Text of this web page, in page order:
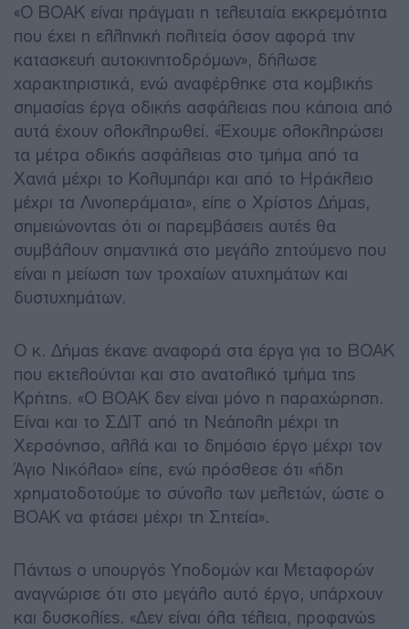
«Ο ΒΟΑΚ είναι πράγματι η τελευταία εκκρεμότητα
που έχει η ελληνική πολιτεία όσον αφορά την
κατασκευή αυτοκινητοδρόμων», δήλωσε
χαρακτηριστικά, ενώ αναφέρθηκε στα κομβικής
σημασίας έργα οδικής ασφάλειας που κάποια από
αυτά έχουν ολοκληρωθεί. «Έχουμε ολοκληρώσει
τα μέτρα οδικής ασφάλειας στο τμήμα από τα
Χανιά μέχρι το Κολυμπάρι και από το Ηράκλειο
μέχρι τα Λινοπεράματα», είπε ο Χρίστος Δήμας,
σημειώνοντας ότι οι παρεμβάσεις αυτές θα
συμβάλουν σημαντικά στο μεγάλο ζητούμενο που
είναι η μείωση των τροχαίων ατυχημάτων και
δυστυχημάτων.
Ο κ. Δήμας έκανε αναφορά στα έργα για το ΒΟΑΚ
που εκτελούνται και στο ανατολικό τμήμα της
Κρήτης. «Ο ΒΟΑΚ δεν είναι μόνο η παραχώρηση.
Είναι και το ΣΔΙΤ από τη Νεάπολη μέχρι τη
Χερσόνησο, αλλά και το δημόσιο έργο μέχρι τον
Άγιο Νικόλαο» είπε, ενώ πρόσθεσε ότι «ήδη
χρηματοδοτούμε το σύνολο των μελετών, ώστε ο
ΒΟΑΚ να φτάσει μέχρι τη Σητεία».
Πάντως ο υπουργός Υποδομών και Μεταφορών
αναγνώρισε ότι στο μεγάλο αυτό έργο, υπάρχουν
και δυσκολίες. «Δεν είναι όλα τέλεια, προφανώς